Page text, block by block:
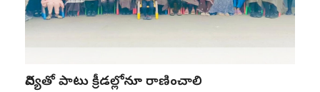
విద్యతో పాటు క్రీడల్లోనూ రాణించాలి